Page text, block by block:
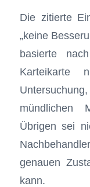
Die zitierte
„keine
basierte
Karteikarte
mündlichen
Übrigen sei
genauen
kann.